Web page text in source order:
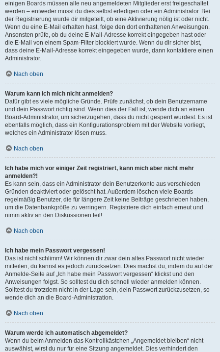
einigen Boards müssen alle neu angemeldeten Mitglieder erst freigeschaltet
werden – entweder musst du dies selbst erledigen oder ein Administrator. Bei
der Registrierung wurde dir mitgeteilt, ob eine Aktivierung nötig ist oder nicht.
Wenn du eine E-Mail erhalten hast, folge den dort enthaltenen Anweisungen.
Ansonsten prüfe, ob du deine E-Mail-Adresse korrekt eingegeben hast oder
die E-Mail von einem Spam-Filter blockiert wurde. Wenn du dir sicher bist,
dass deine E-Mail-Adresse korrekt eingegeben wurde, dann kontaktiere einen
Administrator.
Nach oben
Warum kann ich mich nicht anmelden?
Dafür gibt es viele mögliche Gründe. Prüfe zunächst, ob dein Benutzername
und dein Passwort richtig sind. Wenn dies der Fall ist, wende dich an einen
Board-Administrator, um sicherzugehen, dass du nicht gesperrt wurdest. Es ist
ebenfalls möglich, dass ein Konfigurationsproblem mit der Website vorliegt,
welches ein Administrator lösen muss.
Nach oben
Ich habe mich vor einiger Zeit registriert, kann mich aber nicht mehr
anmelden?!
Es kann sein, dass ein Administrator dein Benutzerkonto aus verschieden
Gründen deaktiviert oder gelöscht hat. Außerdem löschen viele Boards
regelmäßig Benutzer, die für längere Zeit keine Beiträge geschrieben haben,
um die Datenbankgröße zu verringern. Registriere dich einfach erneut und
nimm aktiv an den Diskussionen teil!
Nach oben
Ich habe mein Passwort vergessen!
Das ist nicht schlimm! Wir können dir zwar dein altes Passwort nicht wieder
mitteilen, du kannst es jedoch zurücksetzen. Dies machst du, indem du auf der
Anmelde-Seite auf „Ich habe mein Passwort vergessen“ klickst und den
Anweisungen folgst. So solltest du dich schnell wieder anmelden können.
Solltest du trotzdem nicht in der Lage sein, dein Passwort zurückzusetzen, so
wende dich an die Board-Administration.
Nach oben
Warum werde ich automatisch abgemeldet?
Wenn du beim Anmelden das Kontrollkästchen „Angemeldet bleiben“ nicht
auswählst, wirst du nur für eine Sitzung angemeldet. Dies verhindert den